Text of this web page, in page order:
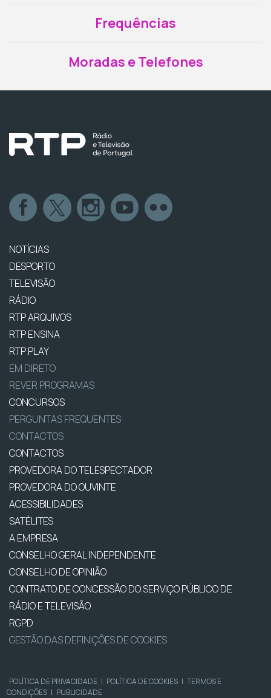
Frequências
Moradas e Telefones
NOTÍCIAS
DESPORTO
TELEVISÃO
RÁDIO
RTP ARQUIVOS
RTP ENSINA
RTP PLAY
EM DIRETO
REVER PROGRAMAS
CONCURSOS
PERGUNTAS FREQUENTES
CONTACTOS
CONTACTOS
PROVEDORA DO TELESPECTADOR
PROVEDORA DO OUVINTE
ACESSIBILIDADES
SATÉLITES
A EMPRESA
CONSELHO GERAL INDEPENDENTE
CONSELHO DE OPINIÃO
CONTRATO DE CONCESSÃO DO SERVIÇO PÚBLICO DE
RÁDIO E TELEVISÃO
RGPD
GESTÃO DAS DEFINIÇÕES DE COOKIES
POLÍTICA DE PRIVACIDADE | POLÍTICA DE COOKIES | TERMOS E
CONDIÇÕES | PUBLICIDADE